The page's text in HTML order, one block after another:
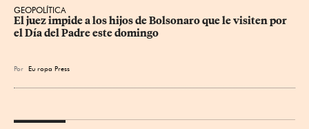
GEOPOLÍTICA
El juez impide a los hijos de Bolsonaro que le visiten por
el Día del Padre este domingo
Por Eu ropa Press